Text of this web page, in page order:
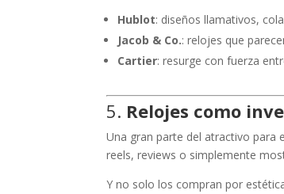
Hublot: diseños llamativos,
Jacob & Co.: relojes que
Cartier: resurge con fuerza
5. Relojes como
Una gran parte del atractivo para
reels, reviews o simplemente
Y no solo los compran por